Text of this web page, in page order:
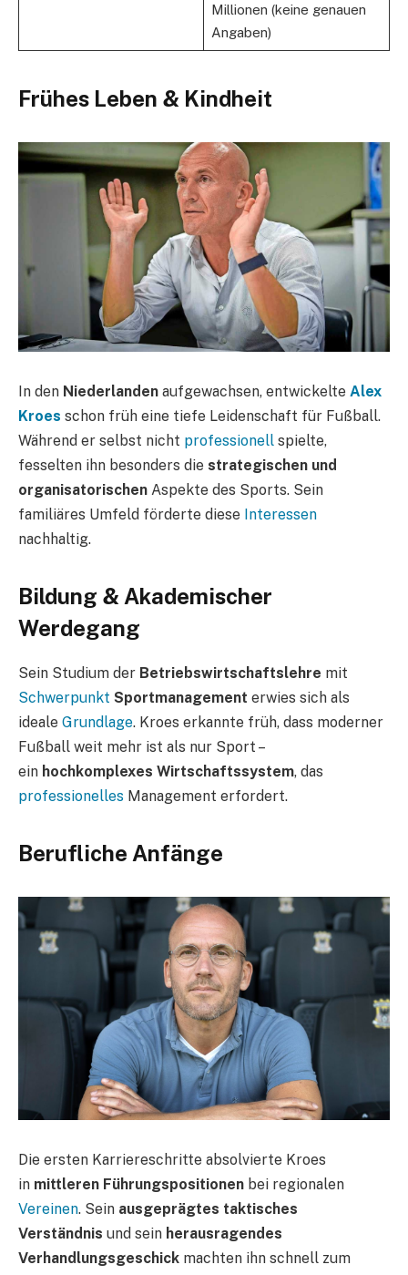
Millionen (keine genauen
Angaben)
Frühes Leben & Kindheit
In den Niederlanden aufgewachsen, entwickelte Alex
Kroes schon früh eine tiefe Leidenschaft für Fußball.
Während er selbst nicht professionell spielte,
fesselten ihn besonders die strategischen und
organisatorischen Aspekte des Sports. Sein
familiäres Umfeld förderte diese Interessen
nachhaltig.
Bildung & Akademischer
Werdegang
Sein Studium der Betriebswirtschaftslehre mit
Schwerpunkt Sportmanagement erwies sich als
ideale Grundlage. Kroes erkannte früh, dass moderner
Fußball weit mehr ist als nur Sport –
ein hochkomplexes Wirtschaftssystem, das
professionelles Management erfordert.
Berufliche Anfänge
Die ersten Karriereschritte absolvierte Kroes
in mittleren Führungspositionen bei regionalen
Vereinen. Sein ausgeprägtes taktisches
Verständnis und sein herausragendes
Verhandlungsgeschick machten ihn schnell zum